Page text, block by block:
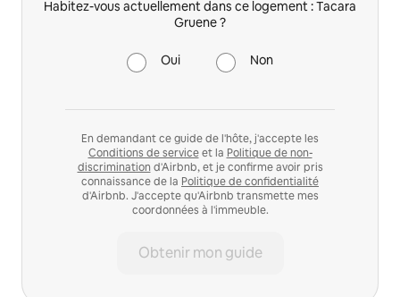
Habitez-vous actuellement dans ce logement : Tacara
Gruene ?
Oui Non
En demandant ce guide de l'hôte, j'accepte les
Conditions de serviceet la Politique de non-
discrimination d'Airbnb, et je confirme avoir pris
connaissance de la Politique de confidentialité
d'Airbnb. J'accepte qu'Airbnb transmette mes
coordonnées à l'immeuble.
Obtenir mon guide